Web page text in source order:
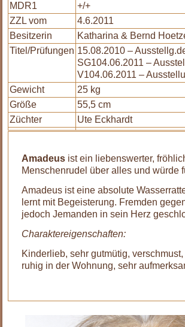
MDR1
+/+
ZZL vom
4.6.2011
Besitzerin
Katharina & Bernd
Titel/Prüfungen 15.08.2010 –
SG104.06.2011 –
V104.06.2011 –
Gewicht
25 kg
Größe
55,5 cm
Züchter
Ute Eckhardt
Amadeus ist ein liebenswerter,
Menschenrudel über alles und würde
Amadeus ist eine absolute
lernt mit Begeisterung. Fremden
jedoch Jemanden in sein Herz
Charaktereigenschaften:
Kinderlieb, sehr gutmütig,
ruhig in der Wohnung, sehr